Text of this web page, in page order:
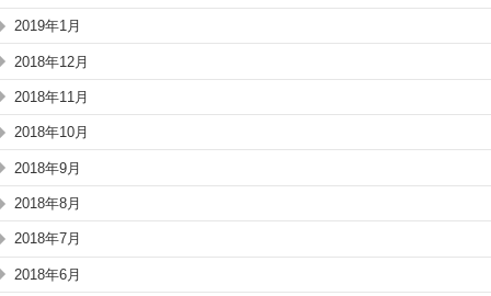
2019年1月
2018年12月
2018年11月
2018年10月
2018年9月
2018年8月
2018年7月
2018年6月